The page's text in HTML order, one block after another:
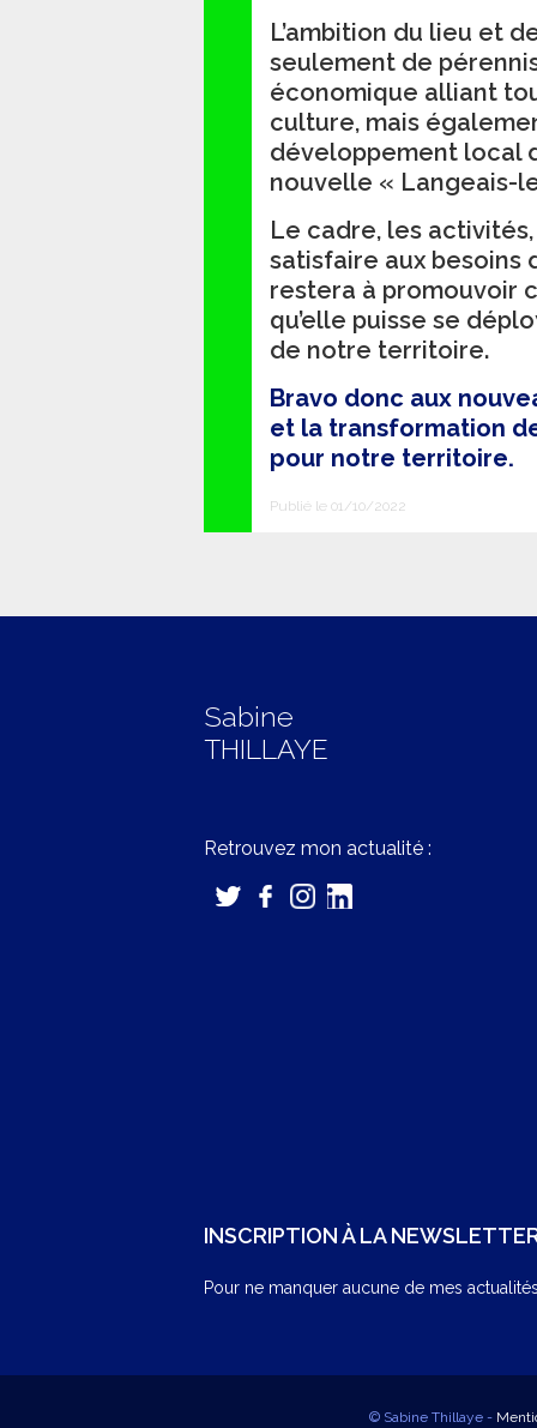
L’ambition du lieu et
seulement de
économique alliant
culture, mais
développement local
nouvelle « Langeais-
Le cadre, les
satisfaire aux besoins
restera à promouvoir
qu’elle puisse se
de notre territoire.
Bravo donc aux
et la transformation
pour notre territoire.
Publié le 01/10/2022
Sabine
THILLAYE
Retrouvez mon actualité :
INSCRIPTION À LA
Pour ne manquer aucune de mes
© Sabine Thillaye -